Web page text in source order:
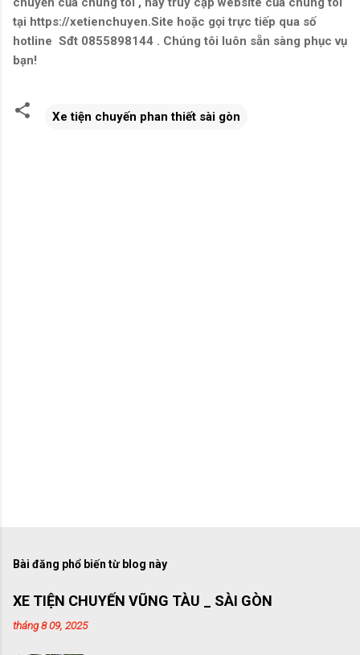
tại https://xetienchuyen.Site hoặc gọi trực tiếp qua số
hotline Sđt 0855898144 . Chúng tôi luôn sẵn sàng phục vụ
bạn!
Xe tiện chuyến phan thiết sài gòn
Bài đăng phổ biến từ blog này
XE TIỆN CHUYẾN VŨNG TÀU _ SÀI GÒN
tháng 8 09, 2025